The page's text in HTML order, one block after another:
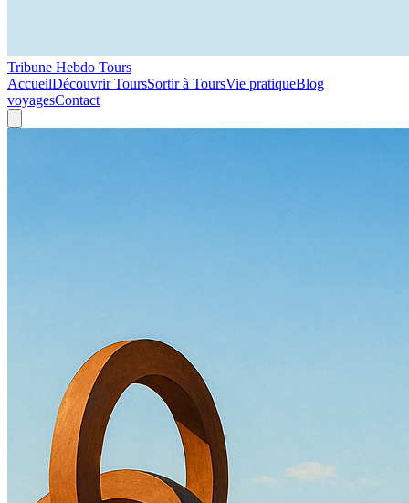
Tribune Hebdo Tours
AccueilDécouvrir ToursSortir à ToursVie pratiqueBlog
voyagesContact